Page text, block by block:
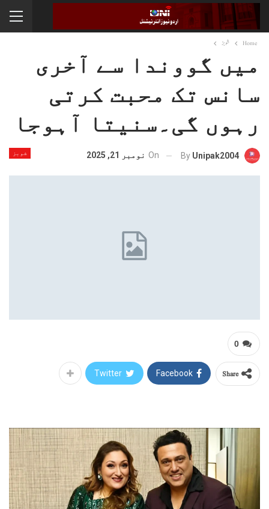
Home شوبز
میں گووندا سے آخری
سانس تک محبت کرتی
رہوں گی۔سنیتا آہوجا
شوبز By Unipak2004
On نومبر 21, 2025
0
Share
Facebook
Twitter